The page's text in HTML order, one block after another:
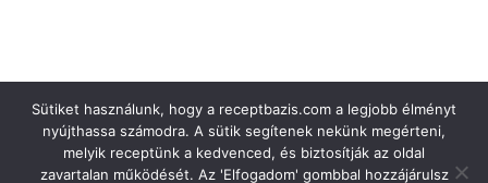
Exo hirdetés
Sütiket használunk, hogy a receptbazis.com a legjobb élményt
nyújthassa számodra. A sütik segítenek nekünk megérteni,
melyik receptünk a kedvenced, és biztosítják az oldal
zavartalan működését. Az 'Elfogadom' gombbal hozzájárulsz